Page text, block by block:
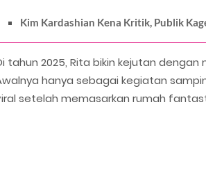
Kim Kardashian Kena Kritik, Publik
tahun 2025, Rita bikin kejutan
hanya sebagai kegiatan
setelah memasarkan rumah